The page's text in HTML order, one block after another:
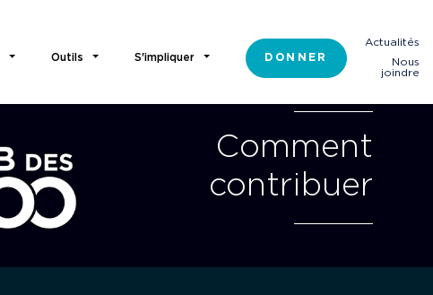
Outils S'impliquer DONNER
Actualités
Nous
joindre
Campagne majeure
Comment
contribuer